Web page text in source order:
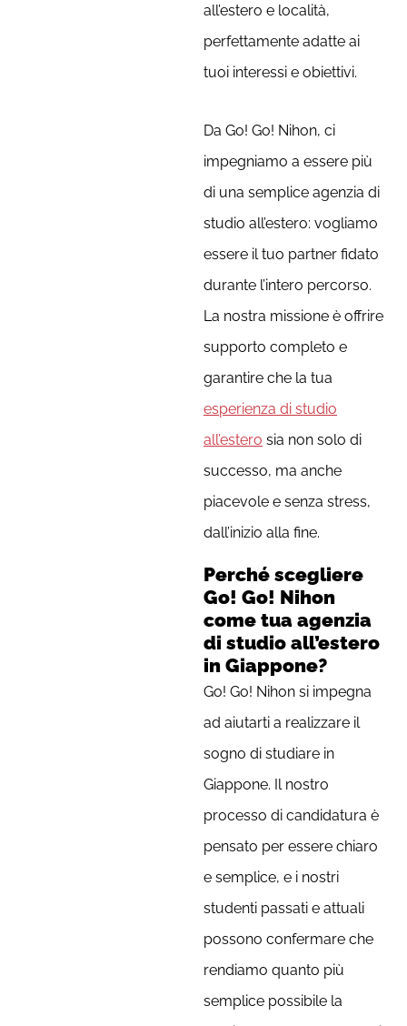
all’estero e località,
perfettamente adatte ai
tuoi interessi e obiettivi.
Da Go! Go! Nihon, ci
impegniamo a essere più
di una semplice agenzia di
studio all’estero: vogliamo
essere il tuo partner fidato
durante l’intero percorso.
La nostra missione è offrire
supporto completo e
garantire che la tua
esperienza di studio
all’estero sia non solo di
successo, ma anche
piacevole e senza stress,
dall’inizio alla fine.
Perché scegliere
Go! Go! Nihon
come tua agenzia
di studio all’estero
in Giappone?
Go! Go! Nihon si impegna
ad aiutarti a realizzare il
sogno di studiare in
Giappone. Il nostro
processo di candidatura è
pensato per essere chiaro
e semplice, e i nostri
studenti passati e attuali
possono confermare che
rendiamo quanto più
semplice possibile la